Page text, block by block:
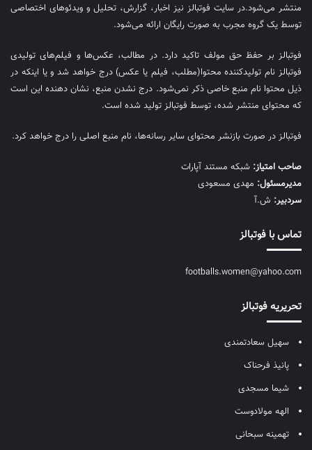
منتشر می‌شود.در سایت فوتبالز نیز اخبار، گزارش، تحلیل و ویدئوهای اختصاصی
توسط یک گروه مجرب به صورت رایگان ارائه می‌شود.
فوتبالز بر حفظ حق مولف تاکید دارد. در مطالب، عکس‌ها و فیلم‌های تولیدی
فوتبالز نام تولیدکننده محتوا(مطلب، فیلم یا عکس) درج خواهد شد و یا اینکه در
ذیل محتوا نام منبع خاصی ذکر نمی‌‎شود. درج نشدن منبع، نشان دهنده این است
که محتوای منتشر شده، توسط فوتبالز تولید شده است.
فوتبالز در صورت بازنشر محتوای سایر رسانه‌ها، نام منبع اصلی را درج خواهد کرد.
صاحب امتیاز: شبکه مستند آپارات
مديرمسئول: مهدی مسعودی
سردبیر: ش.آ
تماس با فوتبالز
footballs.women@yahoo.com
تحریریه فوتبالز
سهیل سعادتمندی
پانیذ فرحناک
شیما مسجدی
الهه مولادوست
تهمینه سبحانی